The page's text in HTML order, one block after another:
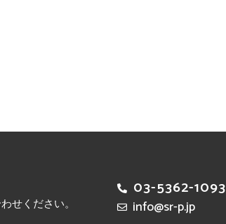
せください。
03-5362-1093
info@sr-p.jp